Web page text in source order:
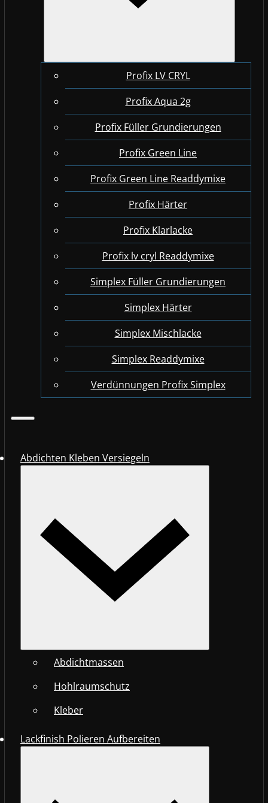
Profix LV CRYL
Profix Aqua 2g
Profix Füller Grundierungen
Profix Green Line
Profix Green Line Readdymixe
Profix Härter
Profix Klarlacke
Profix lv cryl Readdymixe
Simplex Füller Grundierungen
Simplex Härter
Simplex Mischlacke
Simplex Readdymixe
Verdünnungen Profix Simplex
Abdichten Kleben Versiegeln
Abdichtmassen
Hohlraumschutz
Kleber
Lackfinish Polieren Aufbereiten